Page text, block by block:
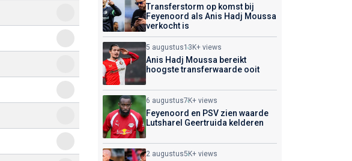
Transferstorm op komst bij
Feyenoord als Anis Hadj Moussa
verkocht is
5 augustus13K+ views
Anis Hadj Moussa bereikt
hoogste transferwaarde ooit
6 augustus7K+ views
Feyenoord en PSV zien waarde
Lutsharel Geertruida kelderen
2 augustus5K+ views